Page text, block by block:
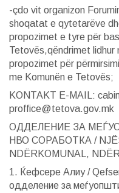
-çdo vit organizon
shoqatat e qytetarëve
propozimet e tyre për
Tetovës,qëndrimet
propozimet për
me Komunën e Tetovës;
KONTAKT E-MAIL:
proffice@tetova.gov.mk
ОДДЕЛЕНИЕ ЗА
НВО СОРАБОТКА /
NDËRKOMUNAL,
1. Ќефсере Алиу /
одделение за